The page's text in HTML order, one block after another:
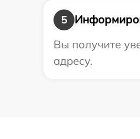
5
Вы получите
адресу.